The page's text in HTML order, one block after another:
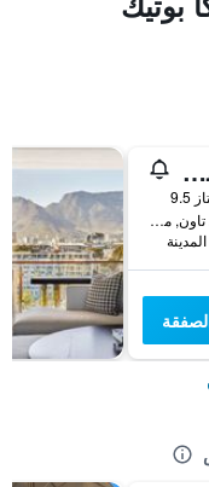
بي أو دي كامبس باي
3 Argyle Road, كابي تاون, محافظة كيب الغربية, جنوب أفريقيا